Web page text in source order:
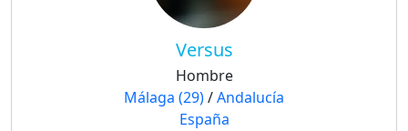
Versus
Hombre
Málaga (29)/Andalucía
España